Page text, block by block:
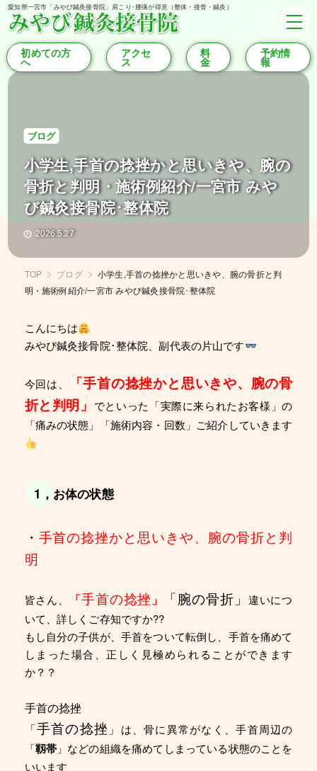
初めての方
へ
アクセ
ス
料
金
予約情
報
愛知県一宮市「みやび鍼灸接骨院」肩こり･腰痛が得意（整体・接骨・鍼灸）
ブログ
小学生,手首の捻挫かと思いきや、腕の
骨折と判明・施術例紹介/一宮市 みや
び鍼灸接骨院･整体院
2026.5.27
TOP ブログ
小学生,手首の捻挫かと思いきや、腕の骨折と判
明・施術例紹介/一宮市 みやび鍼灸接骨院･整体院
こんにちは
みやび鍼灸接骨院･整体院、副代表の片山です
今回は、
「手首の捻挫かと思いきや、腕の骨
折と判明」 でといった「実際に来られたお客様」の
「痛みの状態」「施術内容・回数」ご紹介していきます
1，お体の状態
・ 手首の捻挫かと思いきや、腕の骨折と判
明
皆さん、 「手首の捻挫 」 「腕の骨折」 違いにつ
いて、詳しくご存知ですか??
もし自分の子供が、手首をついて転倒し、手首を痛めて
しまった場合、正しく見極められることができます
か？？
手首の捻挫
「手首の捻挫 」 は、骨に異常がなく、手首周辺の
「靱帯 」などの組織を痛めてしまっている状態のことを
いいます